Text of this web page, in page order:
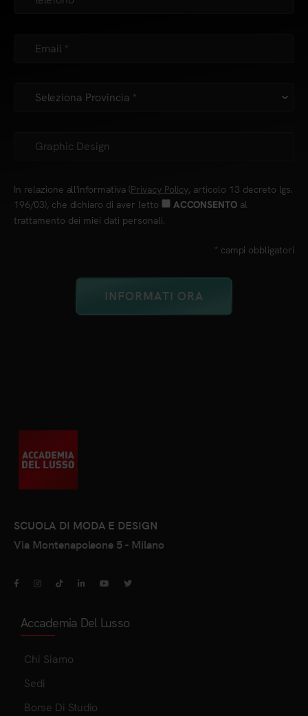
In relazione all'informativa (Privacy Policy, articolo 13 decreto lgs.
196/03), che dichiaro di aver letto
ACCONSENTO al
trattamento dei miei dati personali.
* campi obbligatori
SCUOLA DI MODA E DESIGN
Via Montenapoleone 5 - Milano
Accademia Del Lusso
Chi Siamo
Sedi
Borse Di Studio